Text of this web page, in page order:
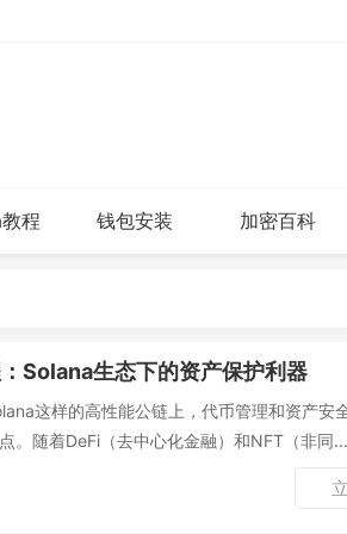
程 钱包安装 加密百科
Solana生态下的资产保护利器
这样的高性能公链上，代币管理和资产安
。随着DeFi（去中心化金融）和NFT（非同...